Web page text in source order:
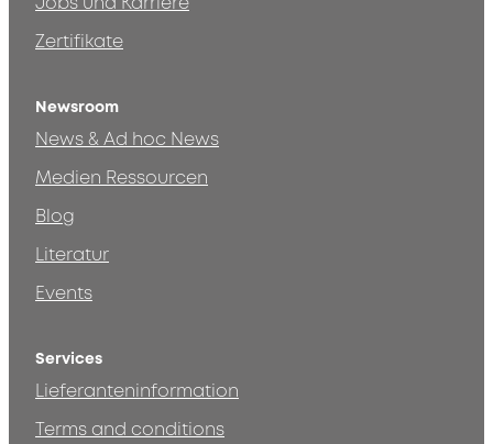
Zertifikate
Newsroom
News & Ad hoc News
Medien Ressourcen
Blog
Literatur
Events
Services
Lieferanteninformation
Terms and conditions